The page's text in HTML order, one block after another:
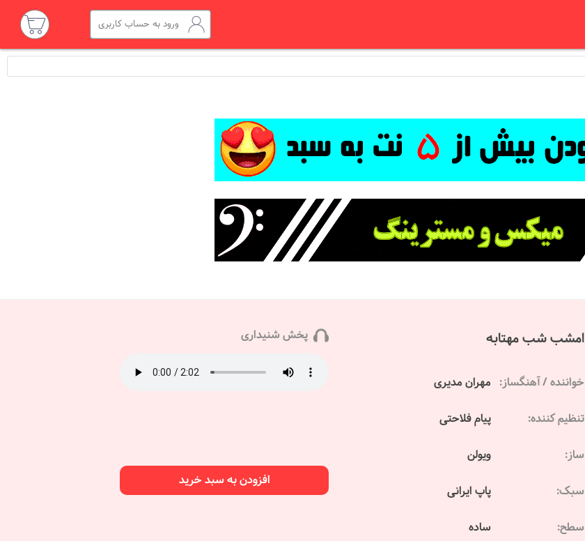
ورود به حساب کاربری
امشب شب مهتابه
خواننده / آهنگساز: مهران مدیری
تنظیم کننده: پیام فلاحتی
ساز: ویولن
سبک: پاپ ایرانی
سطح: ساده
پخش شنیداری
افزودن به سبد خرید